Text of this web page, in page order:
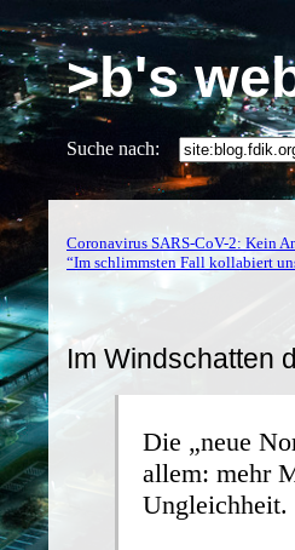
>b's
Suche nach:
Coronavirus SARS-CoV-2: Kein
“Im schlimmsten Fall kollabiert
Im Windschatten
Die „neue
allem: mehr
Ungleichheit.